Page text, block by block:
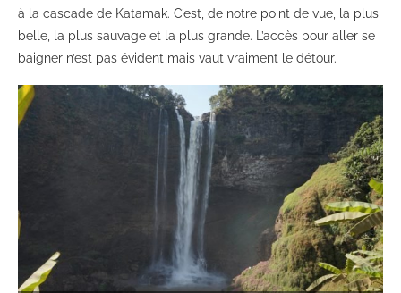
à la cascade de Katamak. C’est, de notre point de vue, la plus
belle, la plus sauvage et la plus grande. L’accès pour aller se
baigner n’est pas évident mais vaut vraiment le détour.